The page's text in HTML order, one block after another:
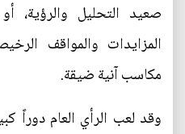
صعيد التحليل
المزايدات والمواقف
مكاسب آنية ضيقة.
وقد لعب الرأي العام دوراً